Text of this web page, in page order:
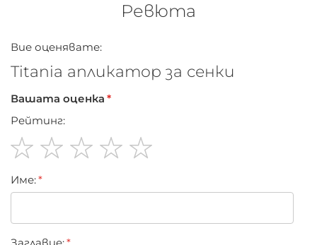
Ревюта
Вие оценявате:
Titania апликатор за сенки
Вашата оценка
Рейтинг:
star
stars
stars
stars
stars
Име: